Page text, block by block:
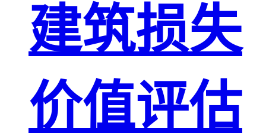
建筑损失
价值评估